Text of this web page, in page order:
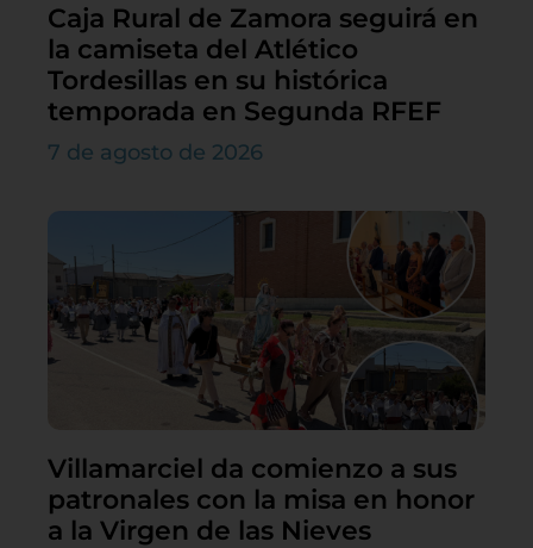
Caja Rural de Zamora seguirá en
la camiseta del Atlético
Tordesillas en su histórica
temporada en Segunda RFEF
7 de agosto de 2026
Villamarciel da comienzo a sus
patronales con la misa en honor
a la Virgen de las Nieves